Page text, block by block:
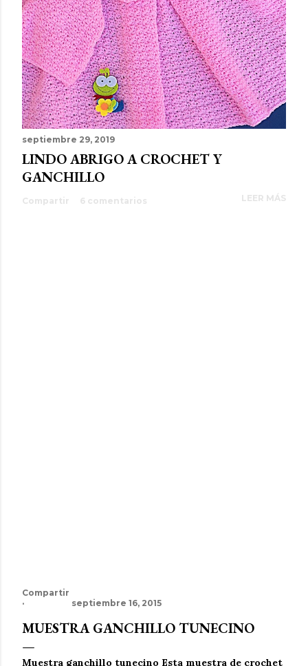
septiembre 29, 2019
LINDO ABRIGO A CROCHET Y
GANCHILLO
Compartir 6 comentarios LEER MÁS
Compartir
septiembre 16, 2015
MUESTRA GANCHILLO TUNECINO
Muestra ganchillo tunecino Esta muestra de crochet